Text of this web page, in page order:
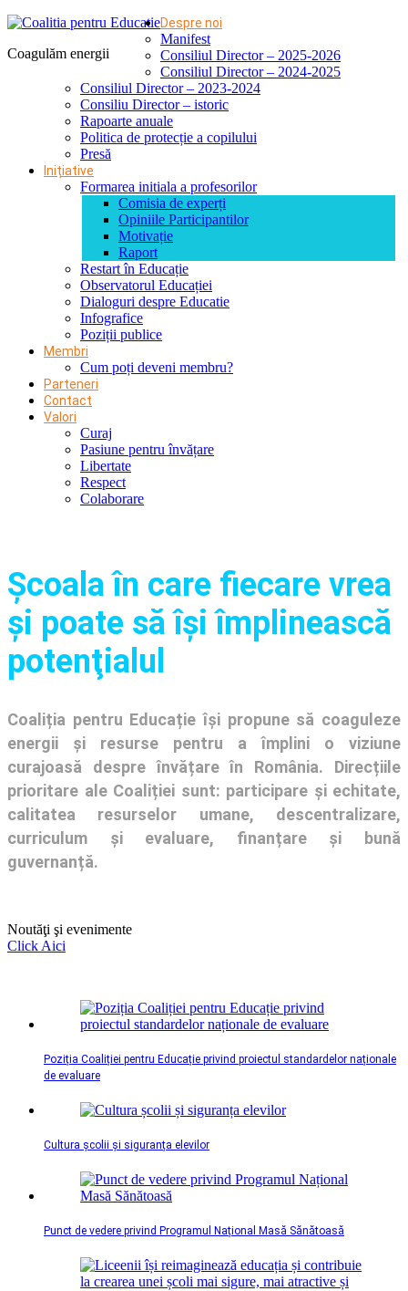
Coagulăm energii
Despre noi
Manifest
Consiliul Director – 2025-2026
Consiliul Director – 2024-2025
Consiliul Director – 2023-2024
Consiliu Director – istoric
Rapoarte anuale
Politica de protecție a copilului
Presă
Inițiative
Formarea initiala a profesorilor
Comisia de experți
Opiniile Participantilor
Motivație
Raport
Restart în Educație
Observatorul Educației
Dialoguri despre Educatie
Infografice
Poziții publice
Membri
Cum poți deveni membru?
Parteneri
Contact
Valori
Curaj
Pasiune pentru învățare
Libertate
Respect
Colaborare
Şcoala în care fiecare vrea
și poate să își împlinească
potenţialul
Coaliția pentru Educație își propune să coaguleze
energii și resurse pentru a împlini o viziune
curajoasă despre învățare în România. Direcțiile
prioritare ale Coaliției sunt: participare și echitate,
calitatea resurselor umane, descentralizare,
curriculum și evaluare, finanțare și bună
guvernanță.
Noutăţi şi evenimente
Click Aici
Poziția Coaliției pentru Educație privind proiectul standardelor naționale
de evaluare
Cultura școlii și siguranța elevilor
Punct de vedere privind Programul Național Masă Sănătoasă